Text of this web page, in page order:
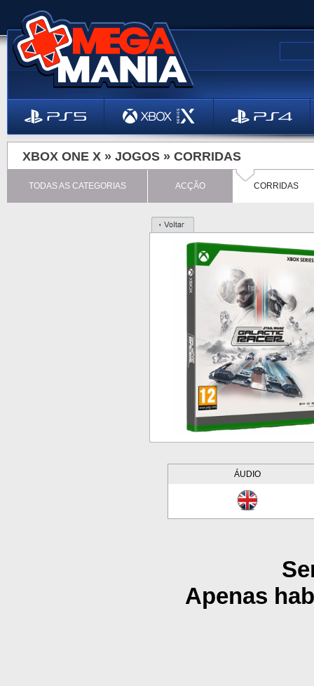
XBOX ONE X » JOGOS » CORRIDAS
TODAS AS CATEGORIAS ACÇÃO CORRIDAS
ÁUDIO
Apenas